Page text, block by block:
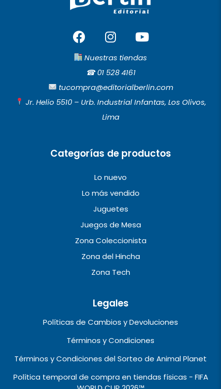
F
a
c
b
o
o
I
n
s
t
a
r
a
Y
o
u
u
b
e
Nuestras tiendas
☎︎01 528 4161
tucompra@editorialberlin.com
Jr. Helio 5510 – Urb. Industrial Infantas, Los Olivos,
Lima
Categorías de productos
Lo nuevo
Lo más vendido
Juguetes
Juegos de Mesa
Zona Coleccionista
Zona del Hincha
Zona Tech
Legales
Políticas de Cambios y Devoluciones
Términos y Condiciones
Términos y Condiciones del Sorteo de Animal Planet
Política temporal de compra en tiendas físicas - FIFA